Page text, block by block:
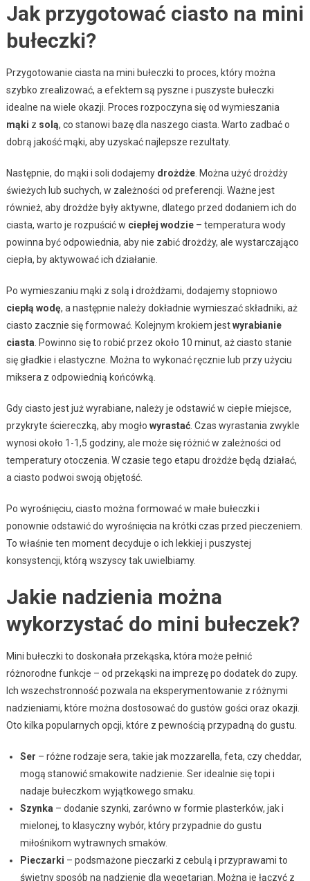
Jak przygotować ciasto na mini
bułeczki?
Przygotowanie ciasta na mini bułeczki to proces, który można
szybko zrealizować, a efektem są pyszne i puszyste bułeczki
idealne na wiele okazji. Proces rozpoczyna się od wymieszania
mąki z solą, co stanowi bazę dla naszego ciasta. Warto zadbać o
dobrą jakość mąki, aby uzyskać najlepsze rezultaty.
Następnie, do mąki i soli dodajemy drożdże. Można użyć drożdży
świeżych lub suchych, w zależności od preferencji. Ważne jest
również, aby drożdże były aktywne, dlatego przed dodaniem ich do
ciasta, warto je rozpuścić w ciepłej wodzie– temperatura wody
powinna być odpowiednia, aby nie zabić drożdży, ale wystarczająco
ciepła, by aktywować ich działanie.
Po wymieszaniu mąki z solą i drożdżami, dodajemy stopniowo
ciepłą wodę, a następnie należy dokładnie wymieszać składniki, aż
ciasto zacznie się formować. Kolejnym krokiem jestwyrabianie
ciasta . Powinno się to robić przez około 10 minut, aż ciasto stanie
się gładkie i elastyczne. Można to wykonać ręcznie lub przy użyciu
miksera z odpowiednią końcówką.
Gdy ciasto jest już wyrabiane, należy je odstawić w ciepłe miejsce,
przykryte ściereczką, aby mogło wyrastać. Czas wyrastania zwykle
wynosi około 1-1,5 godziny, ale może się różnić w zależności od
temperatury otoczenia. W czasie tego etapu drożdże będą działać,
a ciasto podwoi swoją objętość.
Po wyrośnięciu, ciasto można formować w małe bułeczki i
ponownie odstawić do wyrośnięcia na krótki czas przed pieczeniem.
To właśnie ten moment decyduje o ich lekkiej i puszystej
konsystencji, którą wszyscy tak uwielbiamy.
Jakie nadzienia można
wykorzystać do mini bułeczek?
Mini bułeczki to doskonała przekąska, która może pełnić
różnorodne funkcje – od przekąski na imprezę po dodatek do zupy.
Ich wszechstronność pozwala na eksperymentowanie z różnymi
nadzieniami, które można dostosować do gustów gości oraz okazji.
Oto kilka popularnych opcji, które z pewnością przypadną do gustu.
Ser – różne rodzaje sera, takie jak mozzarella, feta, czy cheddar,
mogą stanowić smakowite nadzienie. Ser idealnie się topi i
nadaje bułeczkom wyjątkowego smaku.
Szynka – dodanie szynki, zarówno w formie plasterków, jak i
mielonej, to klasyczny wybór, który przypadnie do gustu
miłośnikom wytrawnych smaków.
Pieczarki – podsmażone pieczarki z cebulą i przyprawami to
świetny sposób na nadzienie dla wegetarian. Można je łączyć z